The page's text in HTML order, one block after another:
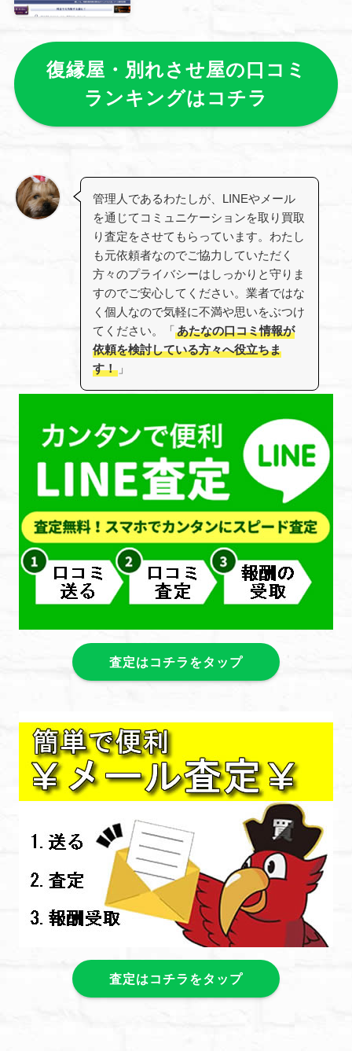
復縁屋・別れさせ屋の口コミ
ランキングはコチラ
管理人であるわたしが、LINEやメール
を通じてコミュニケーションを取り買取
り査定をさせてもらっています。わたし
も元依頼者なのでご協力していただく
方々のプライバシーはしっかりと守りま
すのでご安心してください。業者ではな
く個人なので気軽に不満や思いをぶつけ
てください。「あたなの口コミ情報が
依頼を検討している方々へ役立ちま
す！ 」
査定はコチラをタップ
査定はコチラをタップ